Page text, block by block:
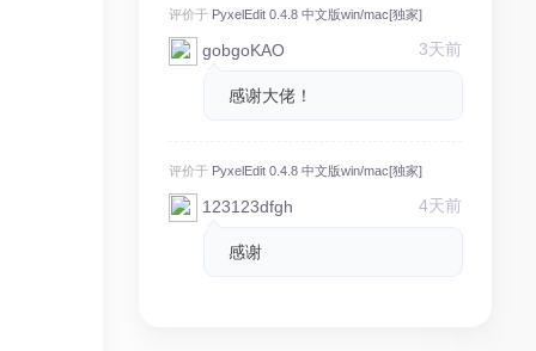
评价于 PyxelEdit 0.4.8 中文版win/mac[独家]
gobgoKAO 3天前
感谢大佬！
评价于 PyxelEdit 0.4.8 中文版win/mac[独家]
123123dfgh 4天前
感谢